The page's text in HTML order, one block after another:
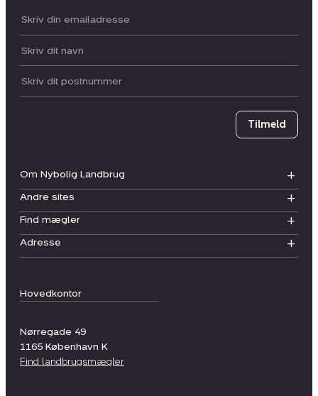
Hovedkontor
Nørregade 49
1165 København K
Find landbrugsmægler
Om Nybolig Landbrug
Andre sites
Find mægler
Adresse
Din email:
Dit navn:
Postnummer
Tilmeld